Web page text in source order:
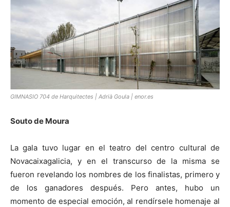
GIMNASIO 704 de Harquitectes | Adrià Goula | enor.es
Souto de Moura
La gala tuvo lugar en el teatro del centro cultural de
Novacaixagalicia, y en el transcurso de la misma se
fueron revelando los nombres de los finalistas, primero y
de los ganadores después. Pero antes, hubo un
momento de especial emoción, al rendírsele homenaje al